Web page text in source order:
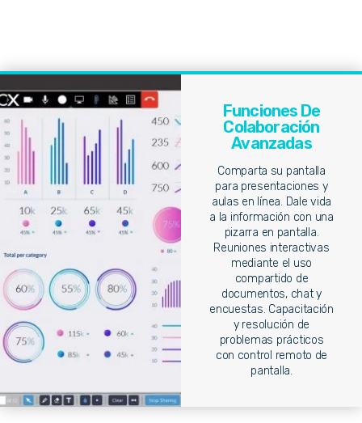
Funciones De
Colaboración
Avanzadas
Comparta su pantalla
para presentaciones y
aulas en línea. Dale vida
a la información con una
pizarra en pantalla.
Reuniones interactivas
mediante el uso
compartido de
documentos, chat y
encuestas. Capacitación
y resolución de
problemas prácticos
con control remoto de
pantalla.